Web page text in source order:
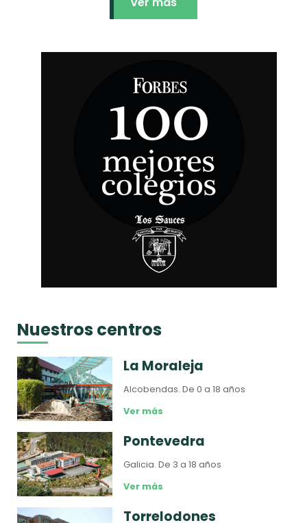
Nuestros centros
La Moraleja
Alcobendas.De 0 a 18 años
Ver más
Pontevedra
Galicia.De 3 a 18 años
Ver más
Torrelodones